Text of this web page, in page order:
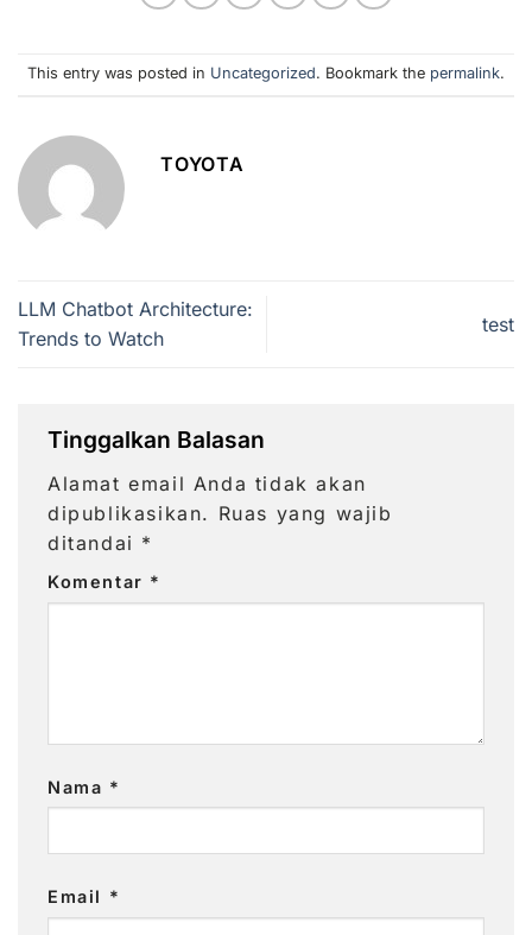
This entry was posted in Uncategorized. Bookmark the permalink.
TOYOTA
LLM Chatbot Architecture:
Trends to Watch
test
Tinggalkan Balasan
Alamat email Anda tidak akan
dipublikasikan. Ruas yang wajib
ditandai *
Komentar *
Nama *
Email *